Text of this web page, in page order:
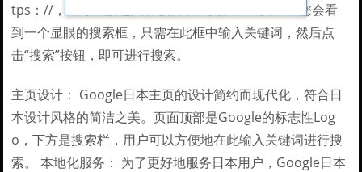
tps：//，即可直接进入谷歌日本主页。在主页上，您会看
到一个显眼的搜索框，只需在此框中输入关键词，然后点
击“搜索”按钮，即可进行搜索。
主页设计： Google日本主页的设计简约而现代化，符合日
本设计风格的简洁之美。页面顶部是Google的标志性Log
o，下方是搜索栏，用户可以方便地在此输入关键词进行搜
索。 本地化服务： 为了更好地服务日本用户，Google日本